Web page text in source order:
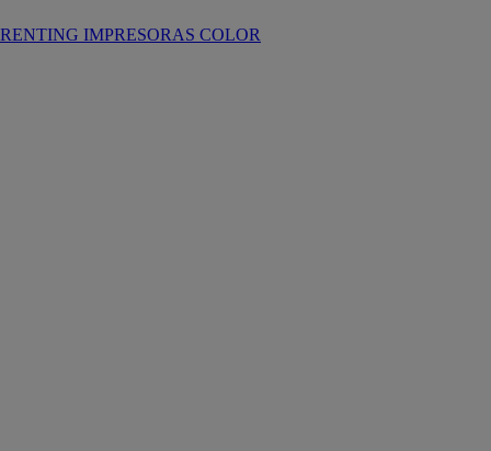
RENTING IMPRESORAS COLOR